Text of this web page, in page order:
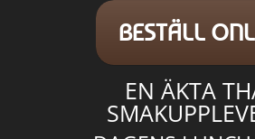
BESTÄLL
EN ÄKTA